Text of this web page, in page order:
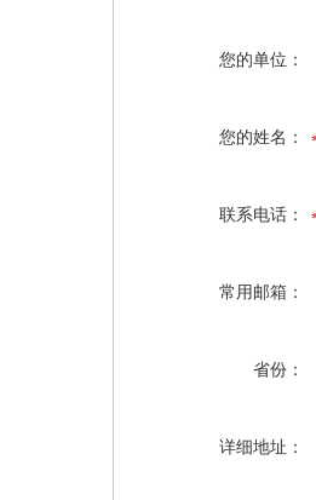
您的单位：
您的姓名：
联系电话：
常用邮箱：
省份：
详细地址：